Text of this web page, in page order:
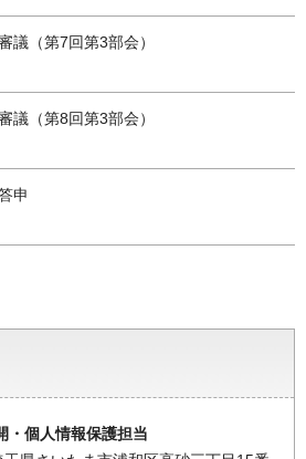
議（第7回第3部会）
議（第8回第3部会）
申
・個人情報保護担当